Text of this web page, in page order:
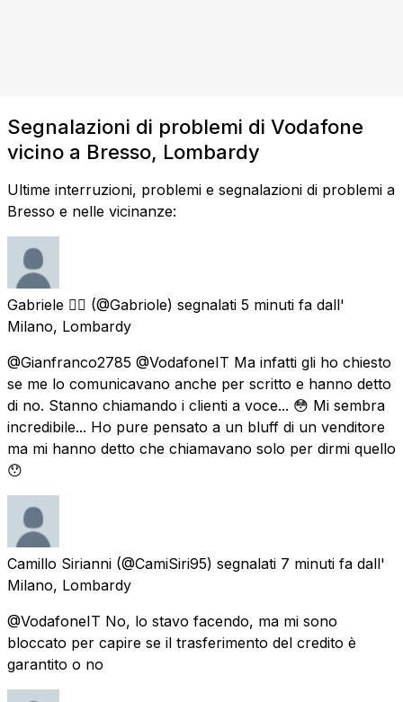
Segnalazioni di problemi di Vodafone
vicino a Bresso, Lombardy
Ultime interruzioni, problemi e segnalazioni di problemi a
Bresso e nelle vicinanze:
Gabriele 🏳️‍🌈 (@Gabriole) segnalati 5 minuti fa dall'
Milano, Lombardy
@Gianfranco2785 @VodafoneIT Ma infatti gli ho chiesto
se me lo comunicavano anche per scritto e hanno detto
di no. Stanno chiamando i clienti a voce... 😳 Mi sembra
incredibile... Ho pure pensato a un bluff di un venditore
ma mi hanno detto che chiamavano solo per dirmi quello
😯
Camillo Sirianni (@CamiSiri95) segnalati 7 minuti fa dall'
Milano, Lombardy
@VodafoneIT No, lo stavo facendo, ma mi sono
bloccato per capire se il trasferimento del credito è
garantito o no